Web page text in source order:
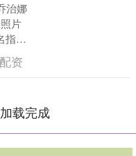
治娜
片
指上
短
资
载完成